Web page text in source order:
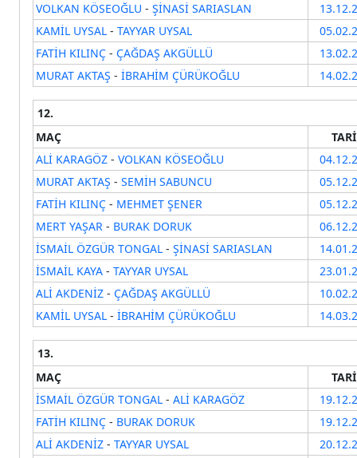
VOLKAN KÖSEOĞLU - ŞİNASİ SARIASLAN
KAMİL UYSAL - TAYYAR UYSAL
FATİH KILINÇ - ÇAĞDAŞ AKGÜLLÜ
MURAT AKTAŞ - İBRAHİM ÇÜRÜKOĞLU
12.
MAÇ
ALİ KARAGÖZ - VOLKAN KÖSEOĞLU
MURAT AKTAŞ - SEMİH SABUNCU
FATİH KILINÇ - MEHMET ŞENER
MERT YAŞAR - BURAK DORUK
İSMAİL ÖZGÜR TONGAL - ŞİNASİ SARIASLAN
İSMAİL KAYA - TAYYAR UYSAL
ALİ AKDENİZ - ÇAĞDAŞ AKGÜLLÜ
KAMİL UYSAL - İBRAHİM ÇÜRÜKOĞLU
13.
MAÇ
İSMAİL ÖZGÜR TONGAL - ALİ KARAGÖZ
FATİH KILINÇ - BURAK DORUK
ALİ AKDENİZ - TAYYAR UYSAL